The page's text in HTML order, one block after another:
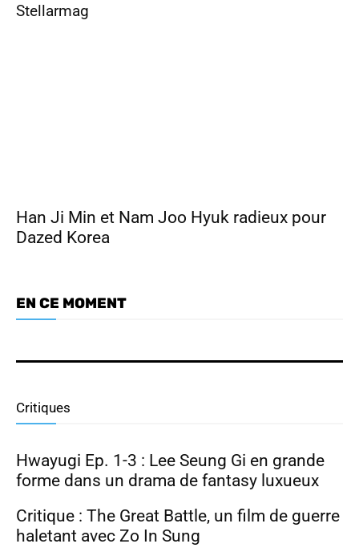
Stellarmag
Han Ji Min et Nam Joo Hyuk radieux pour
Dazed Korea
EN CE MOMENT
Critiques
Hwayugi Ep. 1-3 : Lee Seung Gi en grande
forme dans un drama de fantasy luxueux
Critique : The Great Battle, un film de guerre
haletant avec Zo In Sung